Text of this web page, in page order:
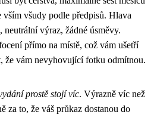
vším všudy podle předpisů. Hlava
výraz, žádné úsměvy.
přímo na místě, což vám ušetří
že vám nevyhovující fotku odmítnou.
prostě stojí víc. Výrazně víc než
za to, že váš průkaz dostanou do